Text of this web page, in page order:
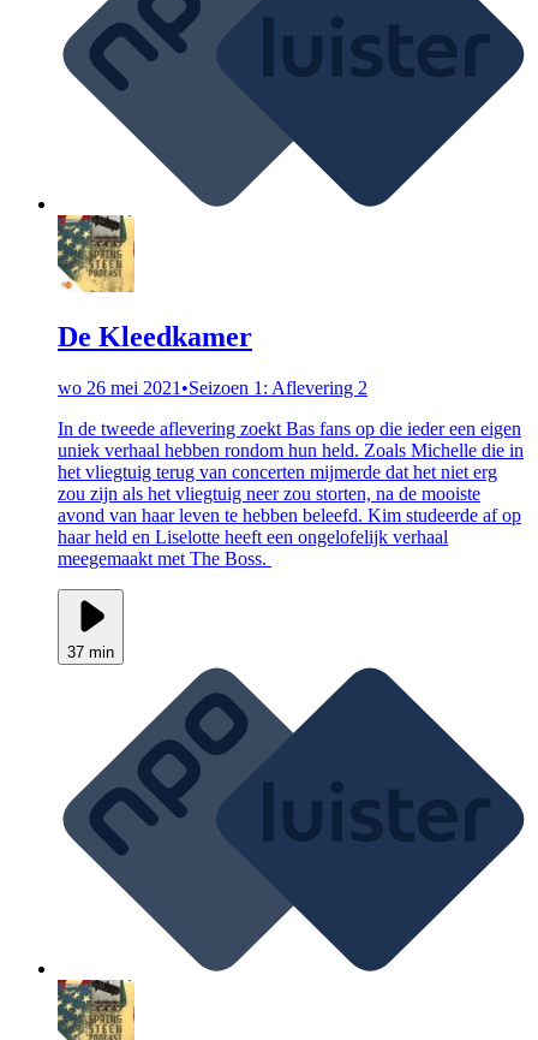
De Kleedkamer
wo 26 mei 2021 •Seizoen 1: Aflevering 2
In de tweede aflevering zoekt Bas fans op die ieder een eigen
uniek verhaal hebben rondom hun held. Zoals Michelle die in
het vliegtuig terug van concerten mijmerde dat het niet erg
zou zijn als het vliegtuig neer zou storten, na de mooiste
avond van haar leven te hebben beleefd. Kim studeerde af op
haar held en Liselotte heeft een ongelofelijk verhaal
meegemaakt met The Boss.
37 min